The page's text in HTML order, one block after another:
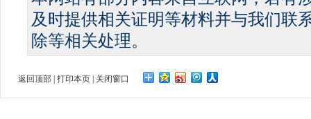
及时提供相关证明等材料并与我们联
除等相关处理。
返回顶部 打印本页 关闭窗口